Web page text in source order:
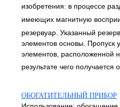
изобретения: в процессе
имеющих магнитную
резервуар. Указанный
элементов основы. Пропуск
элементов, расположенной
результате чего
ОБОГАТИТЕЛЬНЫЙ ПРИБОР